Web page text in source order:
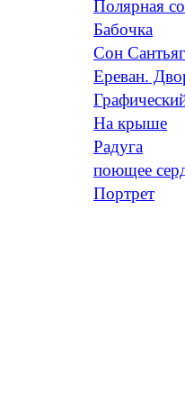
Полярная
Бабочка
Сон
Ереван.
На крыше
Радуга
поющее
Портрет